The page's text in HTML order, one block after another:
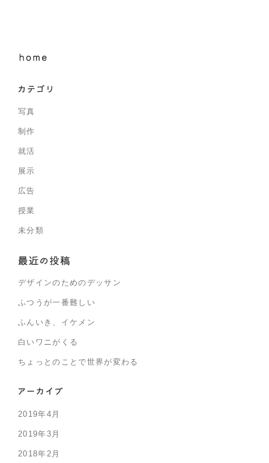
写真
制作
就活
展示
広告
授業
未分類
デザインのためのデッサン
ふつうが一番難しい
ふんいき、イケメン
白いワニがくる
ちょっとのことで世界が変わる
2019年4月
2019年3月
2018年2月